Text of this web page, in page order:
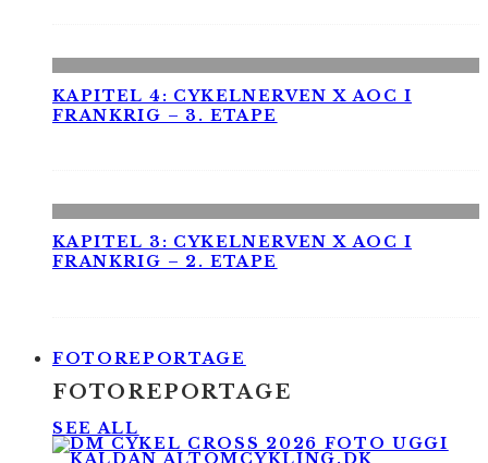
KAPITEL 4: CYKELNERVEN X AOC I
FRANKRIG – 3. ETAPE
KAPITEL 3: CYKELNERVEN X AOC I
FRANKRIG – 2. ETAPE
FOTOREPORTAGE
FOTOREPORTAGE
SEE ALL